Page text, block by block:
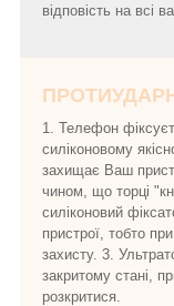
відповість на всі
1. Телефон
силіконовому
захищає Ваш
чином, що торці
силіконовий
пристрої, тобто
захисту. 3.
закритому стані,
розкритися.